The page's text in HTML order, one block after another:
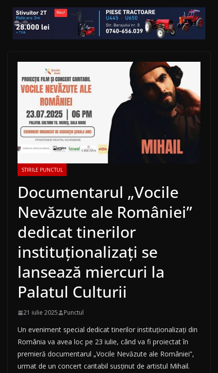
STIRILE PUNCTUL
Documentarul „Vocile
Nevăzute ale României”
dedicat tinerilor
instituționalizați se
lansează miercuri la
Palatul Culturii
21 iulie 2025 Punctul
Un eveniment special dedicat tinerilor instituționalizați din
România va avea loc pe 23 iulie, când va fi proiectat în
premieră documentarul „Vocile Nevăzute ale României”,
urmat de un concert caritabil susținut de artistul Mihail.